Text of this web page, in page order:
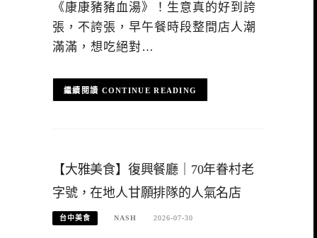
《康康豬豬血湯》！生意真的好到誇
張，不誇張，早午餐時段整間店人潮
滿滿，想吃絕對…
CONTINUE READING
【大雅美食】復興餐廳｜70年眷村老
字號，在地人甘願排隊的人氣名店
台中美食 NASH 2026-07-30